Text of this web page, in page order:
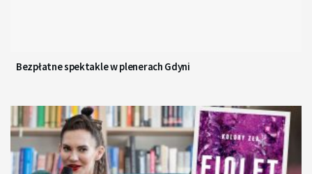
Bezpłatne spektakle w plenerach Gdyni